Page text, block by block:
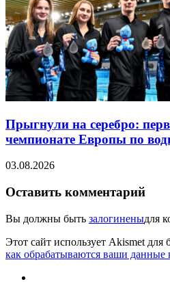
Прыгнули на серебро:
чемпионате Европы по
03.08.2026
Оставить комментарий
Вы должны быть залогиненыдля
Этот сайт использует Akismet для
как обрабатываются ваши данные